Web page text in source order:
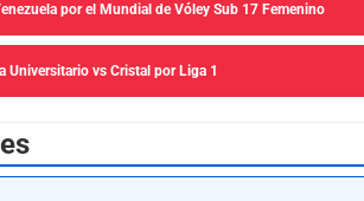
por el Mundial de Vóley Sub 17 Femenino
Universitario vs Cristal por Liga 1